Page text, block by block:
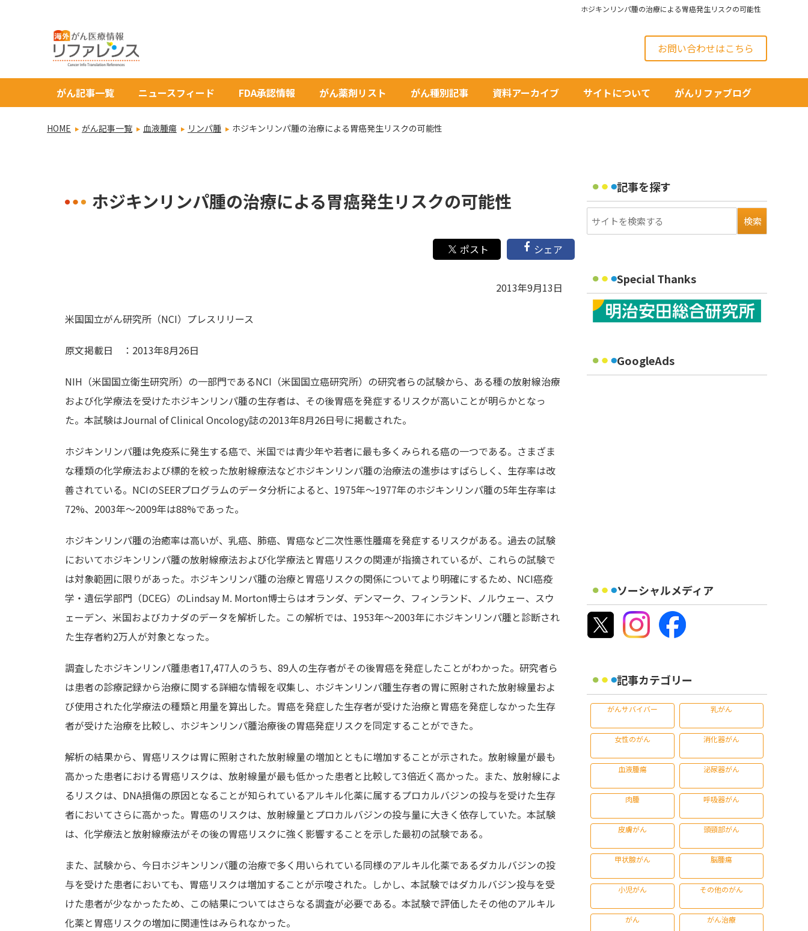
ホジキンリンパ腫の治療による胃癌発生リスクの可能性
お問い合わせはこちら
がん記事一覧 ニュースフィード FDA承認情報 がん薬剤リスト がん種別記事 資料アーカイブ サイトについて がんリファブログ
HOME がん記事一覧 血液腫瘍 リンパ腫 ホジキンリンパ腫の治療による胃癌発生リスクの可能性
ホジキンリンパ腫の治療による胃癌発生リスクの可能性
シェア
2013年9月13日
米国国立がん研究所（NCI）プレスリリース
原文掲載日 ：2013年8月26日
NIH（米国国立衛生研究所）の一部門であるNCI（米国国立癌研究所）の研究者らの試験から、ある種の放射線治療
および化学療法を受けたホジキンリンパ腫の生存者は、その後胃癌を発症するリスクが高いことが明らかとなっ
た。本試験はJournal of Clinical Oncology誌の2013年8月26日号に掲載された。
ホジキンリンパ腫は免疫系に発生する癌で、米国では青少年や若者に最も多くみられる癌の一つである。さまざま
な種類の化学療法および標的を絞った放射線療法などホジキンリンパ腫の治療法の進歩はすばらしく、生存率は改
善されている。NCIのSEERプログラムのデータ分析によると、1975年～1977年のホジキンリンパ腫の5年生存率は
72%、2003年～2009年は88%であった。
ホジキンリンパ腫の治癒率は高いが、乳癌、肺癌、胃癌など二次性悪性腫瘍を発症するリスクがある。過去の試験
においてホジキンリンパ腫の放射線療法および化学療法と胃癌リスクの関連が指摘されているが、これらの試験で
は対象範囲に限りがあった。ホジキンリンパ腫の治療と胃癌リスクの関係についてより明確にするため、NCI癌疫
学・遺伝学部門（DCEG）のLindsay M. Morton博士らはオランダ、デンマーク、フィンランド、ノルウェー、スウ
ェーデン、米国およびカナダのデータを解析した。この解析では、1953年～2003年にホジキンリンパ腫と診断され
た生存者約2万人が対象となった。
調査したホジキンリンパ腫患者17,477人のうち、89人の生存者がその後胃癌を発症したことがわかった。研究者ら
は患者の診療記録から治療に関する詳細な情報を収集し、ホジキンリンパ腫生存者の胃に照射された放射線量およ
び使用された化学療法の種類と用量を算出した。胃癌を発症した生存者が受けた治療と胃癌を発症しなかった生存
者が受けた治療を比較し、ホジキンリンパ腫治療後の胃癌発症リスクを同定することができた。
解析の結果から、胃癌リスクは胃に照射された放射線量の増加とともに増加することが示された。放射線量が最も
高かった患者における胃癌リスクは、放射線量が最も低かった患者と比較して3倍近く高かった。また、放射線によ
るリスクは、DNA損傷の原因となることが知られているアルキル化薬に属するプロカルバジンの投与を受けた生存
者においてさらに高かった。胃癌のリスクは、放射線量とプロカルバジンの投与量に大きく依存していた。本試験
は、化学療法と放射線療法がその後の胃癌リスクに強く影響することを示した最初の試験である。
また、試験から、今日ホジキンリンパ腫の治療で多く用いられている同様のアルキル化薬であるダカルバジンの投
与を受けた患者においても、胃癌リスクは増加することが示唆された。しかし、本試験ではダカルバジン投与を受
けた患者が少なかったため、この結果についてはさらなる調査が必要である。本試験で評価したその他のアルキル
化薬と胃癌リスクの増加に関連性はみられなかった。
記事を探す
Special Thanks
GoogleAds
ソーシャルメディア
記事カテゴリー
がんサバイバー 乳がん
女性のがん 消化器がん
血液腫瘍 泌尿器がん
肉腫 呼吸器がん
皮膚がん 頭頸部がん
甲状腺がん 脳腫瘍
小児がん その他のがん
がん がん治療